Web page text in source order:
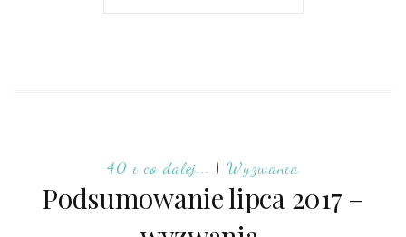
40 i co dalej... | Wyzwania
Podsumowanie lipca 2017 –